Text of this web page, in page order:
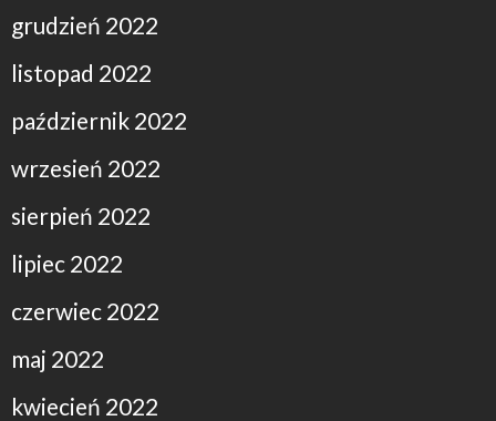
grudzień 2022
listopad 2022
październik 2022
wrzesień 2022
sierpień 2022
lipiec 2022
czerwiec 2022
maj 2022
kwiecień 2022